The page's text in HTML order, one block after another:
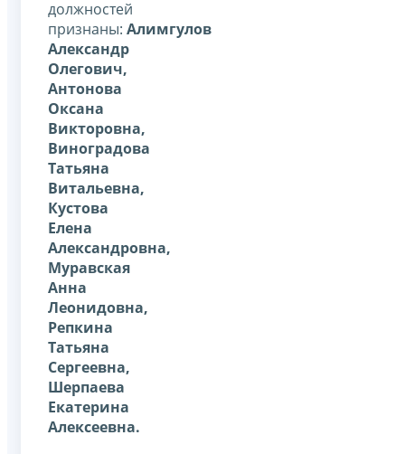
должностей
признаны: Алимгулов
Александр
Олегович,
Антонова
Оксана
Викторовна,
Виноградова
Татьяна
Витальевна,
Кустова
Елена
Александровна,
Муравская
Анна
Леонидовна,
Репкина
Татьяна
Сергеевна,
Шерпаева
Екатерина
Алексеевна.